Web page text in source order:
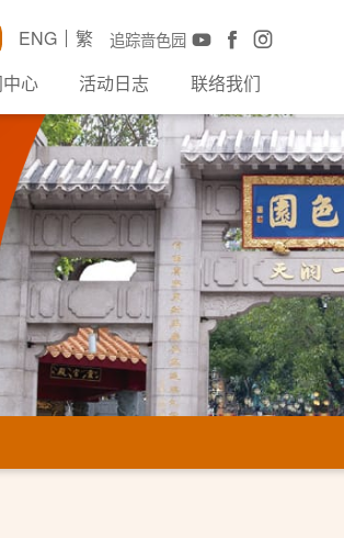
搜寻 追踪啬色园
ENG
繁
心 活动日志 联络我们